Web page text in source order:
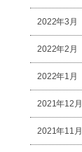
2022年3月
2022年2月
2022年1月
2021年12月
2021年11月